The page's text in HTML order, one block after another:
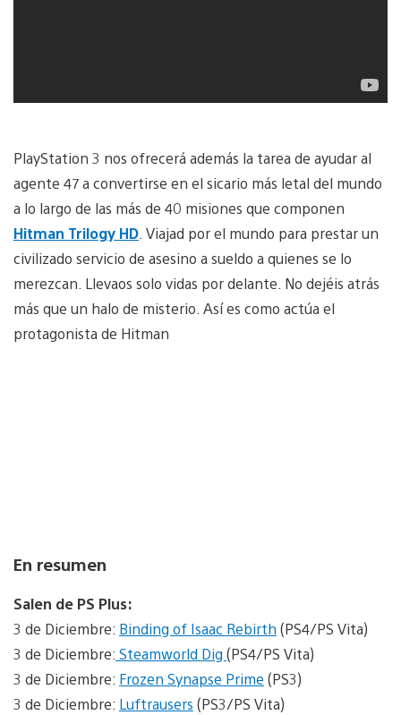
PlayStation 3 nos ofrecerá además la tarea de ayudar al
agente 47 a convertirse en el sicario más letal del mundo
a lo largo de las más de 40 misiones que componen
Hitman Trilogy HD . Viajad por el mundo para prestar un
civilizado servicio de asesino a sueldo a quienes se lo
merezcan. Llevaos solo vidas por delante. No dejéis atrás
más que un halo de misterio. Así es como actúa el
protagonista de Hitman
En resumen
Salen de PS Plus:
3 de Diciembre: Binding of Isaac Rebirth (PS4/PS Vita)
3 de Diciembre: Steamworld Dig (PS4/PS Vita)
3 de Diciembre: Frozen Synapse Prime (PS3)
3 de Diciembre: Luftrausers (PS3/PS Vita)